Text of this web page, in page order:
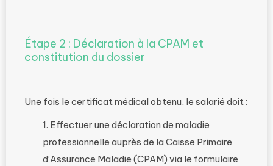
Étape 2 : Déclaration à la CPAM et
constitution du dossier
Une fois le certificat médical obtenu, le salarié doit :
Effectuer une déclaration de maladie
professionnelle auprès de la Caisse Primaire
d’Assurance Maladie (CPAM) via le formulaire